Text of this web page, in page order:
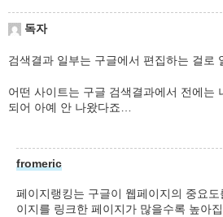
독자
검색결과 일부는 구글에서 편집하는 걸로
어떤 사이트는 구글 검색결과에서 전에는
되어 아예 안 나왔다죠…
fromeric
페이지랭킹는 구글이 웹페이지의 중요
이지를 링크한 페이지가 많을수록 높아